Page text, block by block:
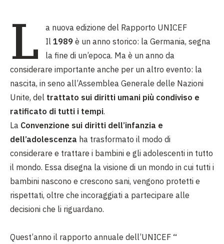
L
a nuova edizione del Rapporto UNICEF
Il 1989 è un anno storico: la Germania, segna
la fine di un’epoca. Ma è un anno da
considerare importante anche per un altro evento: la
nascita, in seno all’Assemblea Generale delle Nazioni
Unite, del trattato sui diritti umani più condiviso e
ratificato di tutti i tempi.
La Convenzione sui diritti dell’infanzia e
dell’adolescenza ha trasformato il modo di
considerare e trattare i bambini e gli adolescenti in tutto
il mondo. Essa disegna la visione di un mondo in cui tutti i
bambini nascono e crescono sani, vengono protetti e
rispettati, oltre che incoraggiati a partecipare alle
decisioni che li riguardano.
Quest’anno il rapporto annuale dell’UNICEF “